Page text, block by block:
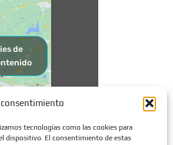
consentimiento
tecnologías como las cookies para
dispositivo. El consentimiento de estas
de